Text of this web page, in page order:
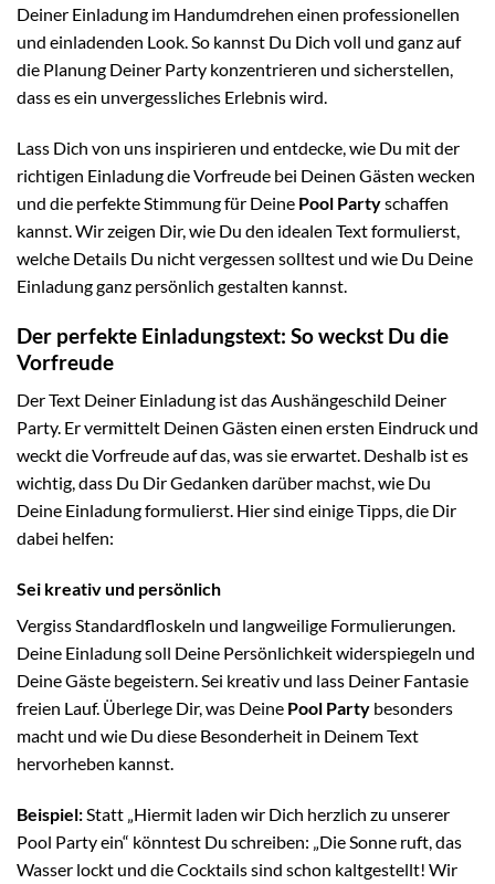
Deiner Einladung im Handumdrehen einen professionellen
und einladenden Look. So kannst Du Dich voll und ganz auf
die Planung Deiner Party konzentrieren und sicherstellen,
dass es ein unvergessliches Erlebnis wird.
Lass Dich von uns inspirieren und entdecke, wie Du mit der
richtigen Einladung die Vorfreude bei Deinen Gästen wecken
und die perfekte Stimmung für Deine Pool Partyschaffen
kannst. Wir zeigen Dir, wie Du den idealen Text formulierst,
welche Details Du nicht vergessen solltest und wie Du Deine
Einladung ganz persönlich gestalten kannst.
Der perfekte Einladungstext: So weckst Du die
Vorfreude
Der Text Deiner Einladung ist das Aushängeschild Deiner
Party. Er vermittelt Deinen Gästen einen ersten Eindruck und
weckt die Vorfreude auf das, was sie erwartet. Deshalb ist es
wichtig, dass Du Dir Gedanken darüber machst, wie Du
Deine Einladung formulierst. Hier sind einige Tipps, die Dir
dabei helfen:
Sei kreativ und persönlich
Vergiss Standardfloskeln und langweilige Formulierungen.
Deine Einladung soll Deine Persönlichkeit widerspiegeln und
Deine Gäste begeistern. Sei kreativ und lass Deiner Fantasie
freien Lauf. Überlege Dir, was Deine Pool Party besonders
macht und wie Du diese Besonderheit in Deinem Text
hervorheben kannst.
Beispiel: Statt „Hiermit laden wir Dich herzlich zu unserer
Pool Party ein“ könntest Du schreiben: „Die Sonne ruft, das
Wasser lockt und die Cocktails sind schon kaltgestellt! Wir